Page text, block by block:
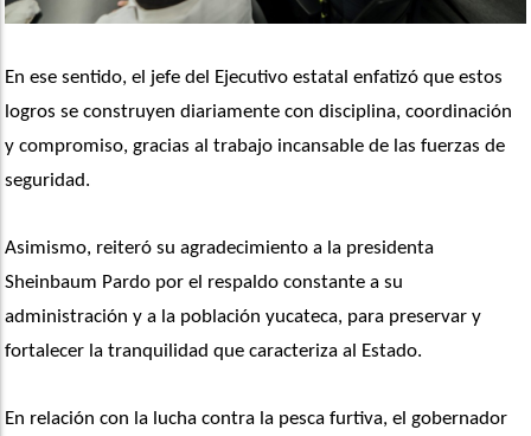
En ese sentido, el jefe del Ejecutivo estatal enfatizó que estos
logros se construyen diariamente con disciplina, coordinación
y compromiso, gracias al trabajo incansable de las fuerzas de
seguridad.
Asimismo, reiteró su agradecimiento a la presidenta
Sheinbaum Pardo por el respaldo constante a su
administración y a la población yucateca, para preservar y
fortalecer la tranquilidad que caracteriza al Estado.
En relación con la lucha contra la pesca furtiva, el gobernador